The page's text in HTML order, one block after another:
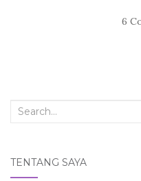
6
Search
TENTANG SAYA